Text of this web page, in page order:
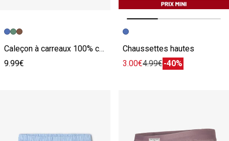
Caleçon à carreaux 100% coton
9.99€
Image précédente
Image suivante
Chaussettes hautes
3.00€4.99€-40%